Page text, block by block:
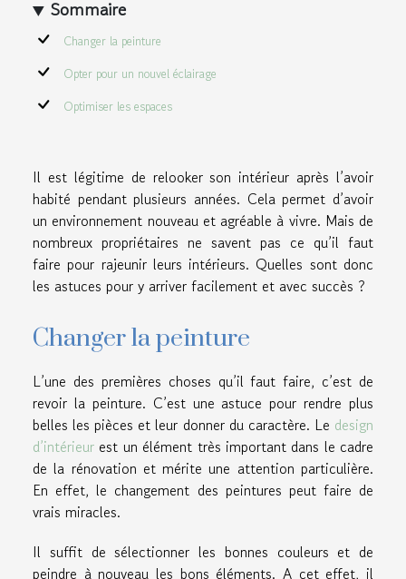
Sommaire
Changer la peinture
Opter pour un nouvel éclairage
Optimiser les espaces
Il est légitime de relooker son intérieur après l’avoir
habité pendant plusieurs années. Cela permet d’avoir
un environnement nouveau et agréable à vivre. Mais de
nombreux propriétaires ne savent pas ce qu’il faut
faire pour rajeunir leurs intérieurs. Quelles sont donc
les astuces pour y arriver facilement et avec succès ?
Changer la peinture
L’une des premières choses qu’il faut faire, c’est de
revoir la peinture. C’est une astuce pour rendre plus
belles les pièces et leur donner du caractère. Le design
d’intérieur est un élément très important dans le cadre
de la rénovation et mérite une attention particulière.
En effet, le changement des peintures peut faire de
vrais miracles.
Il suffit de sélectionner les bonnes couleurs et de
peindre à nouveau les bons éléments. A cet effet, il